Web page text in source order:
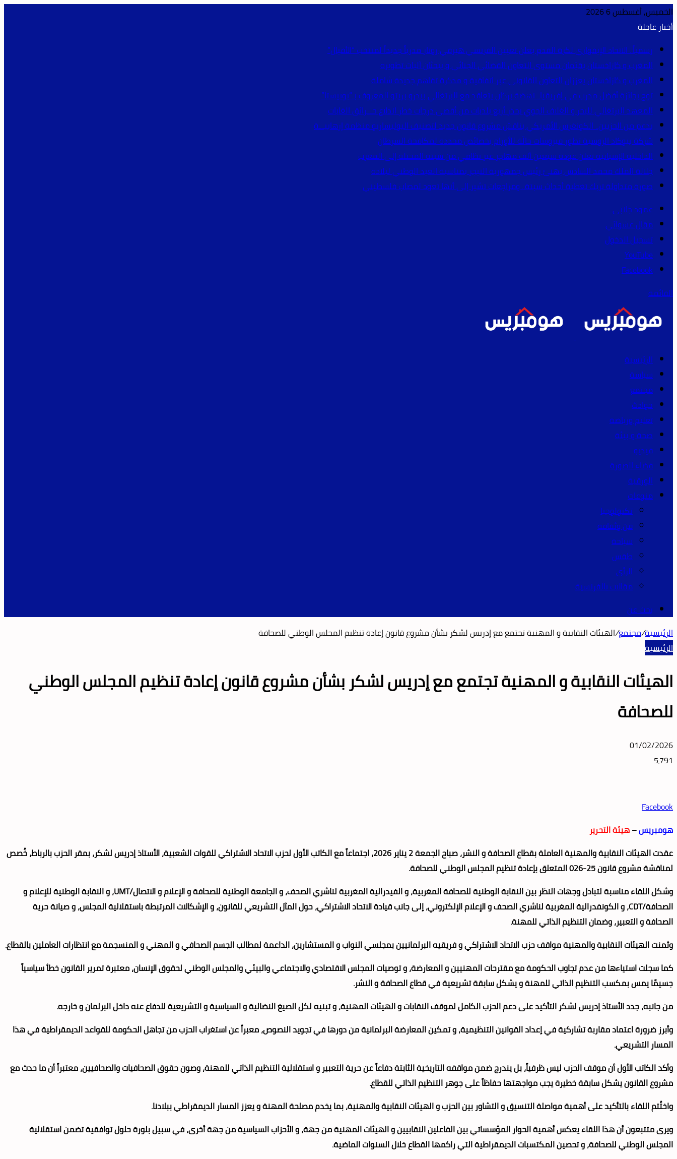
الخميس, أغسطس 6 2026
أخبار عاجلة
رسمياً.. الاتحاد الإيفواري لكرة القدم يعلن تعيين الفرنسي هيرفي رونار مدرباً جديداً لمنتخب “الأفيال”
المغرب و كازاخستان يقيّمان مستوى التعاون القضائي الجنائي و يبحثان آليات تطويره
المغرب و كازاخستان يعززان التعاون القانوني عبر اتفاقية و مذكرة تفاهم جديدة شاملة
توج بجائزة أفضل مدرب في إفريقيا.. نهضة بركان يتعاقد مع البرتغالي بيدرو بريتو المعروف بـ“بوبيستا”
المعهد البرتغالي للبحر و الغلاف الجوي يحذر أربع بلديات من أقصى درجات خطر اندلاع حـ.ـرائق الغابات
بدعم من الحزبين.. الكونغرس الأمريكي يناقش مشروع قانون جديد لتصنيف البوليساريو منظمة إرهابيـ.ـة
شركة بيوكاد الروسية تطور فيروسات حالّة للأورام بخصائص محددة لمكافحة السرطان
الداخلية الإسبانية تعلن عودة سبعين ألف مهاجر غير نظامي من سبتة المحتلة إلى المغرب
جلالة الملك محمد السادس يهنئ رئيس جمهورية النيجر بمناسبة العيد الوطني لبلاده
صورة متداولة تربك تغطية أحداث سبتة.. ومراجعات تشير إلى أنها تعود لمصاب فلسطيني
عمود جانبي
مقال عشوائي
تسجيل الدخول
YouTube
Facebook
القائمة
الرئيسية
سياسة
مجتمع
حوادث
تعليم ورياضة
صحة و بيئة
فيديو
فضاء الصورة
الورقية
منوعات
تكنولوجيا
فن وثقافة
سياحة
طقس
الرأي
مقالات بالفرنسية
بحث عن
الرئيسية/مجتمع/الهيئات النقابية و المهنية تجتمع مع إدريس لشكر بشأن مشروع قانون إعادة تنظيم المجلس الوطني للصحافة
الرئيسية
الهيئات النقابية و المهنية تجتمع مع إدريس لشكر بشأن مشروع قانون إعادة تنظيم المجلس الوطني
للصحافة
01/02/2026
5٬791
Facebook
هومبريس–هيئة التحرير
عقدت الهيئات النقابية والمهنية العاملة بقطاع الصحافة و النشر، صباح الجمعة 2 يناير 2026، اجتماعاً مع الكاتب الأول لحزب الاتحاد الاشتراكي للقوات الشعبية، الأستاذ إدريس لشكر، بمقر الحزب بالرباط، خُصص
لمناقشة مشروع قانون 25-026 المتعلق بإعادة تنظيم المجلس الوطني للصحافة.
وشكل اللقاء مناسبة لتبادل وجهات النظر بين النقابة الوطنية للصحافة المغربية، و الفيدرالية المغربية لناشري الصحف، و الجامعة الوطنية للصحافة و الإعلام و الاتصال/UMT، و النقابة الوطنية للإعلام و
الصحافة/CDT، و الكونفدرالية المغربية لناشري الصحف و الإعلام الإلكتروني، إلى جانب قيادة الاتحاد الاشتراكي، حول المآل التشريعي للقانون، و الإشكالات المرتبطة باستقلالية المجلس، و صيانة حرية
الصحافة و التعبير، وضمان التنظيم الذاتي للمهنة.
وثمنت الهيئات النقابية والمهنية مواقف حزب الاتحاد الاشتراكي و فريقيه البرلمانيين بمجلسي النواب و المستشارين، الداعمة لمطالب الجسم الصحافي و المهني و المنسجمة مع انتظارات العاملين بالقطاع.
كما سجلت استياءها من عدم تجاوب الحكومة مع مقترحات المهنيين و المعارضة، و توصيات المجلس الاقتصادي والاجتماعي والبيئي والمجلس الوطني لحقوق الإنسان، معتبرة تمرير القانون خطأ سياسياً
جسيمًا يمس بمكسب التنظيم الذاتي للمهنة و يشكل سابقة تشريعية في قطاع الصحافة و النشر.
من جانبه، جدد الأستاذ إدريس لشكر التأكيد على دعم الحزب الكامل لموقف النقابات و الهيئات المهنية، و تبنيه لكل الصيغ النضالية و السياسية و التشريعية للدفاع عنه داخل البرلمان و خارجه.
وأبرز ضرورة اعتماد مقاربة تشاركية في إعداد القوانين التنظيمية، و تمكين المعارضة البرلمانية من دورها في تجويد النصوص، معبراً عن استغراب الحزب من تجاهل الحكومة للقواعد الديمقراطية في هذا
المسار التشريعي.
وأكد الكاتب الأول أن موقف الحزب ليس ظرفياً، بل يندرج ضمن مواقفه التاريخية الثابتة دفاعاً عن حرية التعبير و استقلالية التنظيم الذاتي للمهنة، وصون حقوق الصحافيات والصحافيين، معتبراً أن ما حدث مع
مشروع القانون يشكل سابقة خطيرة يجب مواجهتها حفاظاً على جوهر التنظيم الذاتي للقطاع.
واختُتم اللقاء بالتأكيد على أهمية مواصلة التنسيق و التشاور بين الحزب و الهيئات النقابية والمهنية، بما يخدم مصلحة المهنة و يعزز المسار الديمقراطي ببلادنا.
ويرى متتبعون أن هذا اللقاء يعكس أهمية الحوار المؤسساتي بين الفاعلين النقابيين و الهيئات المهنية من جهة، و الأحزاب السياسية من جهة أخرى، في سبيل بلورة حلول توافقية تضمن استقلالية
المجلس الوطني للصحافة، و تحصين المكتسبات الديمقراطية التي راكمها القطاع خلال السنوات الماضية.